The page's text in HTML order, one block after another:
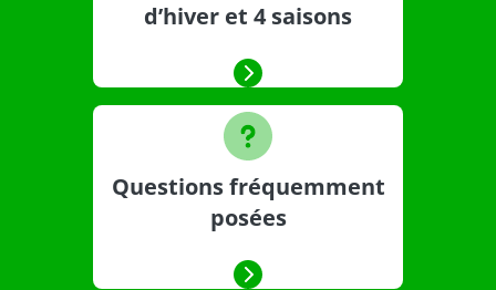
d’hiver et 4 saisons
Questions fréquemment
posées